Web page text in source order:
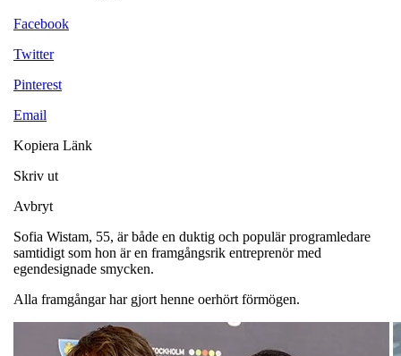
Facebook
Twitter
Pinterest
Email
Kopiera Länk
Skriv ut
Avbryt
Sofia Wistam, 55, är både en duktig och populär programledare
samtidigt som hon är en framgångsrik entreprenör med
egendesignade smycken.
Alla framgångar har gjort henne oerhört förmögen.